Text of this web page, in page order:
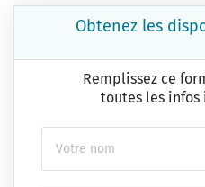
Obtenez les
Remplissez ce
toutes les infos